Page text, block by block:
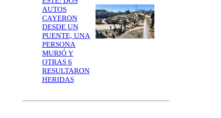
AUTOS
CAYERON
DESDE UN
PUENTE, UNA
PERSONA
MURIÓ Y
OTRAS 6
RESULTARON
HERIDAS